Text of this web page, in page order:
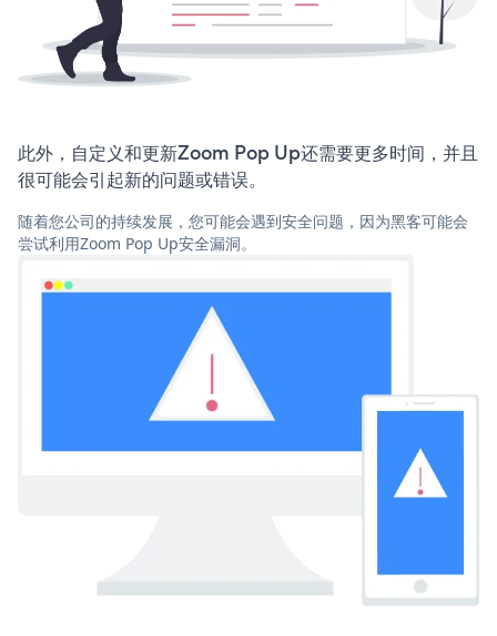
此外，自定义和更新Zoom Pop Up还需要更多时间，并且
很可能会引起新的问题或错误。
随着您公司的持续发展，您可能会遇到安全问题，因为黑客可能会
尝试利用Zoom Pop Up安全漏洞。